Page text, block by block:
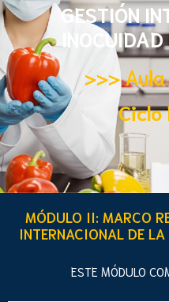
GESTIÓN
>>>
Ciclo
MÓDULO II: MARCO
INTERNACIONAL DE
ESTE MÓDULO